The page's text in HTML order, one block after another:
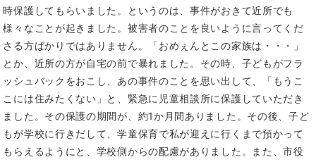
時保護してもらいました。というのは、事件がおきて近所でも
様々なことが起きました。被害者のことを良いように言ってくだ
さる方ばかりではありません。「おめぇんとこの家族は・・・」
とか、近所の方が自宅の前で暴れました。その時、子どもがフラ
ッシュバックをおこし、あの事件のことを思い出して、「もうこ
こには住みたくない」と、緊急に児童相談所に保護していただき
ました。その保護の期間が、約1か月間ありました。その後、子ど
もが学校に行きだして、学童保育で私が迎えに行くまで預かって
もらえるようにと、学校側からの配慮がありました。また、市役